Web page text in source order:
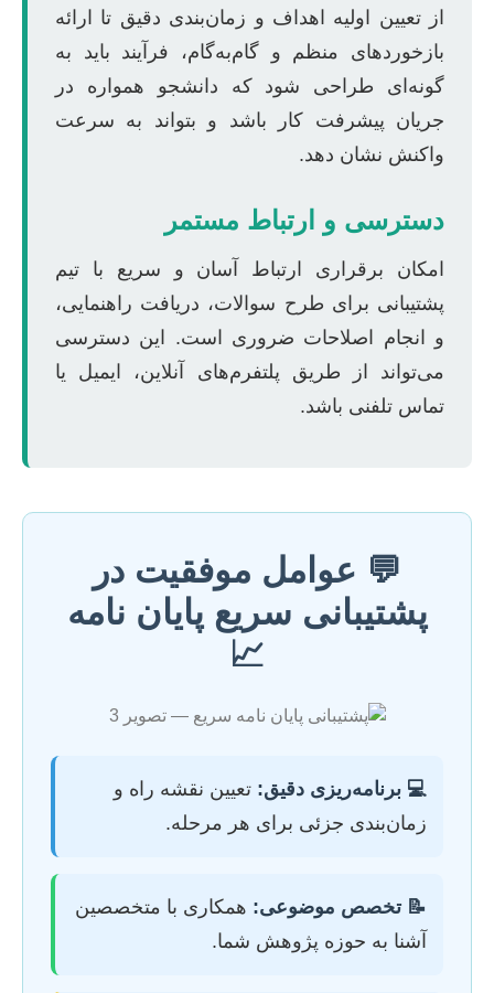
از تعیین اولیه اهداف و زمان‌بندی دقیق تا ارائه
بازخوردهای منظم و گام‌به‌گام، فرآیند باید به
گونه‌ای طراحی شود که دانشجو همواره در
جریان پیشرفت کار باشد و بتواند به سرعت
واکنش نشان دهد.
دسترسی و ارتباط مستمر
امکان برقراری ارتباط آسان و سریع با تیم
پشتیبانی برای طرح سوالات، دریافت راهنمایی،
و انجام اصلاحات ضروری است. این دسترسی
می‌تواند از طریق پلتفرم‌های آنلاین، ایمیل یا
تماس تلفنی باشد.
💬 عوامل موفقیت در
پشتیبانی سریع پایان نامه
📈
💻 برنامه‌ریزی دقیق: تعیین نقشه راه و
زمان‌بندی جزئی برای هر مرحله.
📝 تخصص موضوعی: همکاری با متخصصین
آشنا به حوزه پژوهش شما.